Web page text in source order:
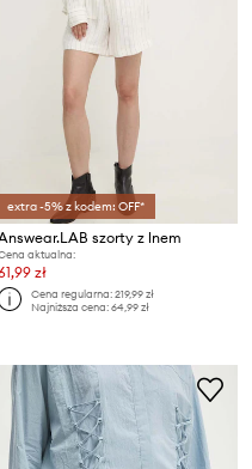
extra -5% z kodem: OFF*
szorty z lnem
aktualna:
zł
Cena regularna:219,99 zł
Najniższa cena:64,99 zł